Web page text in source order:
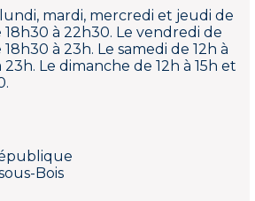
mardi, mercredi et jeudi de
18h30 à 22h30. Le vendredi de
à 23h. Le samedi de 12h à
23h. Le dimanche de 12h à 15h et
Bois